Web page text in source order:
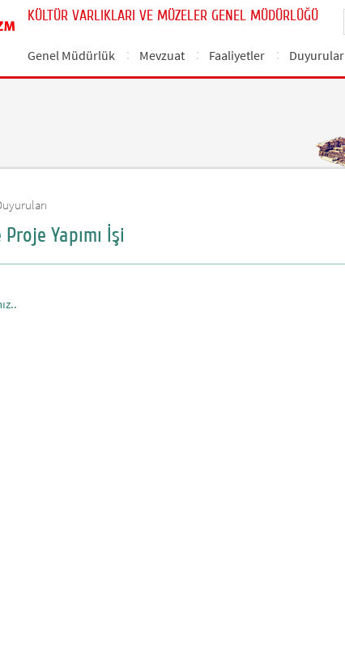
KÜLTÜR VARLIKLARI VE MÜZELER GENEL MÜDÜRLÜĞÜ
Genel Müdürlük Mevzuat Faaliyetler Duyurular
Yapımı İşi